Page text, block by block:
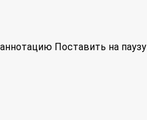
аннотацию Поставить на паузу